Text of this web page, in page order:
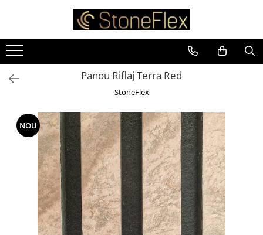
Panou Riflaj Terra Red
StoneFlex
NOU